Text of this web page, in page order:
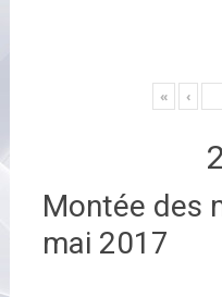
« ‹
Montée des
mai 2017